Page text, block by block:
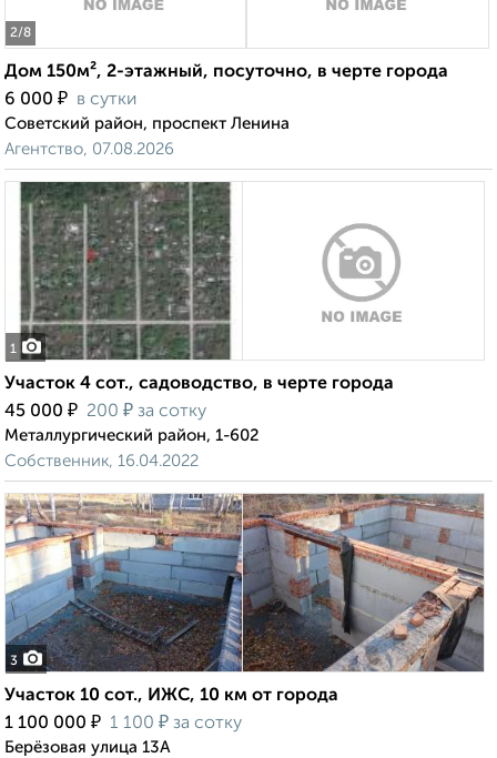
2/8
Дом 150м², 2-этажный, посуточно, в черте города
6 000 ₽ в сутки
Советский район, проспект Ленина
Агентство, 07.08.2026
1
Участок 4 сот., садоводство, в черте города
45 000 ₽ 200 ₽ за сотку
Металлургический район, 1-602
Собственник, 16.04.2022
3
Участок 10 сот., ИЖС, 10 км от города
1 100 000 ₽ 1 100 ₽ за сотку
Берёзовая улица 13А